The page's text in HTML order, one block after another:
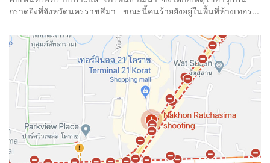
กราดยิงที่จังหวัดนครราชสีมา ขณะนี้คนร้ายยังอยู่ในพื้นที่ห้างเทอร...